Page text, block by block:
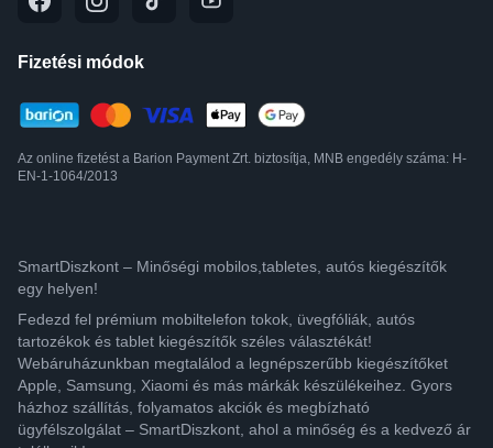
Fizetési módok
Az online fizetést a Barion Payment Zrt. biztosítja, MNB engedély száma: H-
EN-1-1064/2013
SmartDiszkont – Minőségi mobilos,tabletes, autós kiegészítők
egy helyen!
Fedezd fel prémium mobiltelefon tokok, üvegfóliák, autós
tartozékok és tablet kiegészítők széles választékát!
Webáruházunkban megtalálod a legnépszerűbb kiegészítőket
Apple, Samsung, Xiaomi és más márkák készülékeihez. Gyors
házhoz szállítás, folyamatos akciók és megbízható
ügyfélszolgálat – SmartDiszkont, ahol a minőség és a kedvező ár